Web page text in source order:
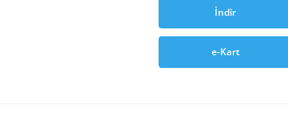
İndir
e-Kart